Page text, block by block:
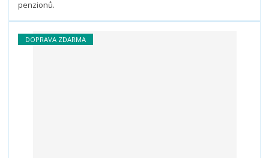
penzionů.
DOPRAVA ZDARMA